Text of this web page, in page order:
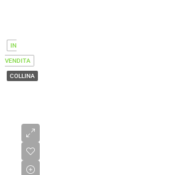
IN
VENDITA
COLLINA